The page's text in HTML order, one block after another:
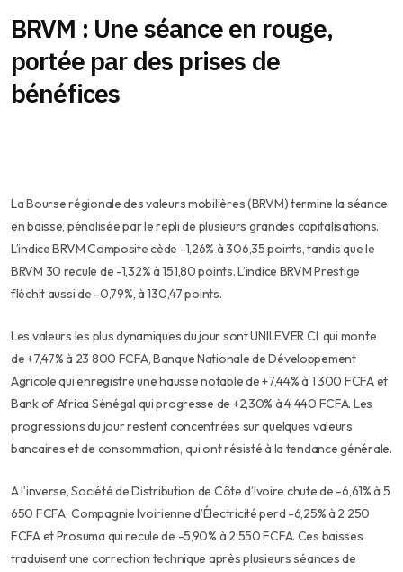
BRVM : Une séance en rouge,
portée par des prises de
bénéfices
La Bourse régionale des valeurs mobilières (BRVM) termine la séance
en baisse, pénalisée par le repli de plusieurs grandes capitalisations.
L’indice BRVM Composite cède -1,26% à 306,35 points, tandis que le
BRVM 30 recule de -1,32% à 151,80 points. L’indice BRVM Prestige
fléchit aussi de -0,79%, à 130,47 points.
Les valeurs les plus dynamiques du jour sont UNILEVER CI qui monte
de +7,47% à 23 800 FCFA, Banque Nationale de Développement
Agricole qui enregistre une hausse notable de +7,44% à 1 300 FCFA et
Bank of Africa Sénégal qui progresse de +2,30% à 4 440 FCFA. Les
progressions du jour restent concentrées sur quelques valeurs
bancaires et de consommation, qui ont résisté à la tendance générale.
A l’inverse, Société de Distribution de Côte d’Ivoire chute de -6,61% à 5
650 FCFA, Compagnie Ivoirienne d’Électricité perd -6,25% à 2 250
FCFA et Prosuma qui recule de -5,90% à 2 550 FCFA. Ces baisses
traduisent une correction technique après plusieurs séances de